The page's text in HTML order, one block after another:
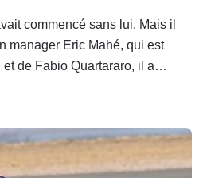
commencé sans lui. Mais il
manager Eric Mahé, qui est
de Fabio Quartararo, il a
refuge au sein du huppé
une nouvelle aventure